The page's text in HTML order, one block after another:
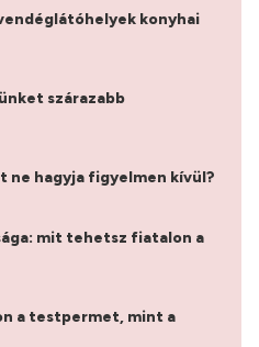
konyhai
szárazabb
ne hagyja figyelmen kívül?
mit tehetsz fiatalon a
a testpermet, mint a